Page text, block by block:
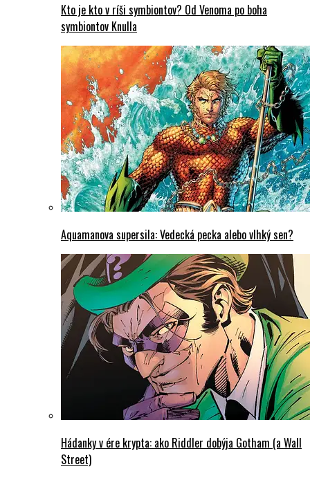
Kto je kto v ríši symbiontov? Od Venoma po boha
symbiontov Knulla
Aquamanova supersila: Vedecká pecka alebo vlhký sen?
Hádanky v ére krypta: ako Riddler dobýja Gotham (a Wall
Street)